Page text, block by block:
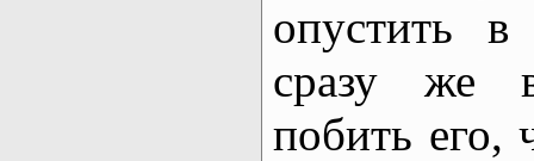
опустить
сразу же
побить его,